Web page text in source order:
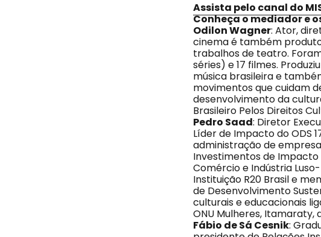
Assista pelo canal do
Conheça o mediador e
Odilon Wagner: Ator,
cinema é também
trabalhos de teatro.
séries) e 17 filmes.
música brasileira e
movimentos que cuidam
desenvolvimento da
Brasileiro Pelos Direitos
Pedro Saad: Diretor
Líder de Impacto do ODS
administração de
Investimentos de Impacto
Comércio e Indústria
Instituição R20 Brasil e
de Desenvolvimento
culturais e educacionais
ONU Mulheres, Itamaraty,
Fábio de Sá Cesnik: